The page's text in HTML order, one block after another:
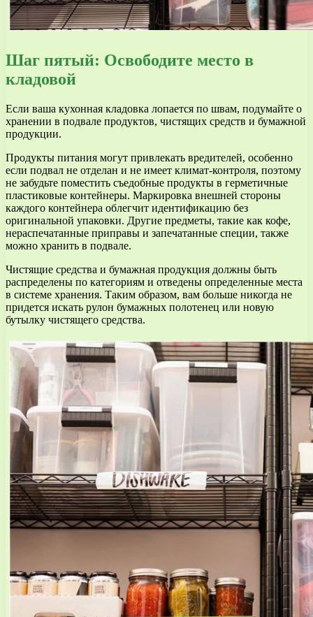
Шаг пятый: Освободите место в
кладовой
Если ваша кухонная кладовка лопается по швам, подумайте о
хранении в подвале продуктов, чистящих средств и бумажной
продукции.
Продукты питания могут привлекать вредителей, особенно
если подвал не отделан и не имеет климат-контроля, поэтому
не забудьте поместить съедобные продукты в герметичные
пластиковые контейнеры. Маркировка внешней стороны
каждого контейнера облегчит идентификацию без
оригинальной упаковки. Другие предметы, такие как кофе,
нераспечатанные приправы и запечатанные специи, также
можно хранить в подвале.
Чистящие средства и бумажная продукция должны быть
распределены по категориям и отведены определенные места
в системе хранения. Таким образом, вам больше никогда не
придется искать рулон бумажных полотенец или новую
бутылку чистящего средства.